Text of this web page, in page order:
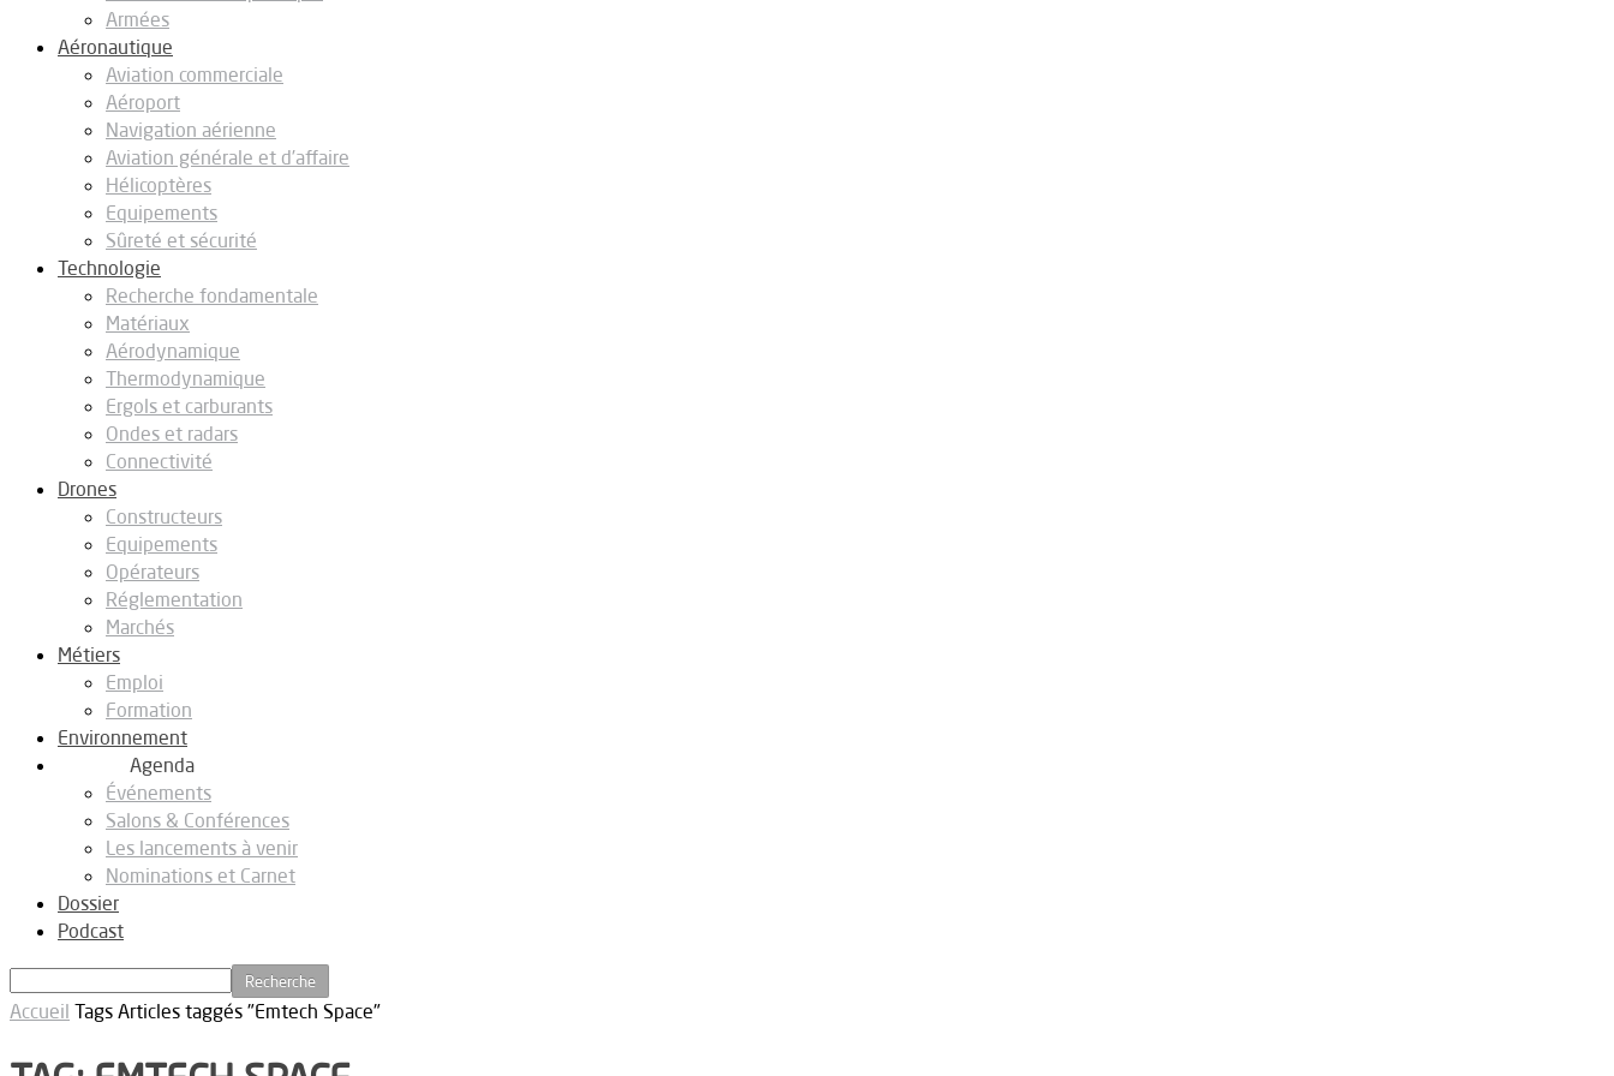
Armées
Aéronautique
Aviation commerciale
Aéroport
Navigation aérienne
Aviation générale et d’affaire
Hélicoptères
Equipements
Sûreté et sécurité
Technologie
Recherche fondamentale
Matériaux
Aérodynamique
Thermodynamique
Ergols et carburants
Ondes et radars
Connectivité
Drones
Constructeurs
Equipements
Opérateurs
Réglementation
Marchés
Métiers
Emploi
Formation
Environnement
Agenda
Événements
Salons & Conférences
Les lancements à venir
Nominations et Carnet
Dossier
Podcast
Accueil Tags Articles taggés "Emtech Space"